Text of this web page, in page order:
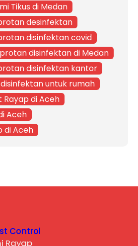
Tikus di Medan
desinfektan
disinfektan covid
disinfektan di Medan
disinfektan kantor
untuk rumah
di Aceh
Aceh
di Aceh
Control
Rayap